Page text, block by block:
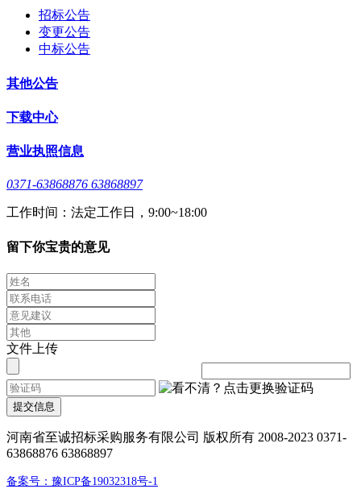
招标公告
变更公告
中标公告
其他公告
下载中心
营业执照信息
0371-63868876 63868897
工作时间：法定工作日，9:00~18:00
留下你宝贵的意见
文件上传
提交信息
河南省至诚招标采购服务有限公司 版权所有 2008-2023 0371-
63868876 63868897
备案号：豫ICP备19032318号-1